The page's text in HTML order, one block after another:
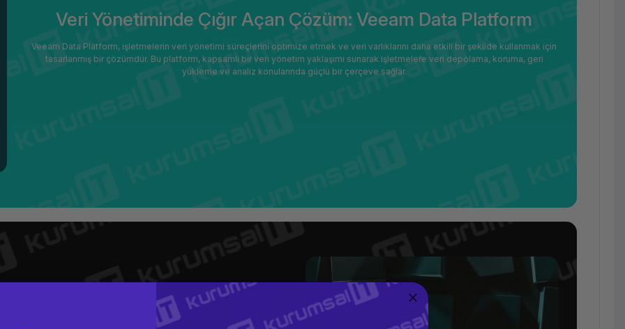
Veri Yönetiminde Çığır Açan Çözüm: Veeam Data Platform
Veeam Data Platform, işletmelerin veri yönetimi süreçlerini optimize etmek ve veri varlıklarını daha etkili bir şekilde kullanmak için
tasarlanmış bir çözümdür. Bu platform, kapsamlı bir veri yönetim yaklaşımı sunarak işletmelere veri depolama, koruma, geri
yükleme ve analiz konularında güçlü bir çerçeve sağlar.